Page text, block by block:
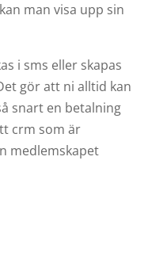
man visa upp sin
i sms eller skapas
gör att ni alltid kan
snart en betalning
crm som är
medlemskapet